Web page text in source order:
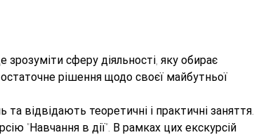
сферу діяльності, яку обирає
рішення щодо своєї майбутньої
відвідають теоретичні і практичні заняття.
"Навчання в дії". В рамках цих екскурсій